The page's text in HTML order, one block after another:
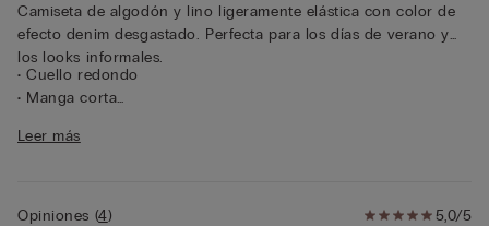
Camiseta de algodón y lino ligeramente elástica con color de
efecto denim desgastado. Perfecta para los días de verano y
los looks informales.
• Cuello redondo
• Manga corta
• La modelo mide 175 cm y lleva la talla S
Leer más
5,0/5
Opiniones (4)